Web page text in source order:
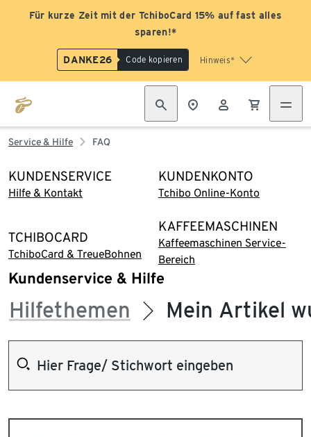
Für kurze Zeit mit der TchiboCard 15% auf fast alles
sparen!*
DANKE26 Code kopieren Hinweis*
Service & Hilfe FAQ
KUNDENSERVICE
Hilfe & Kontakt
KUNDENKONTO
Tchibo Online-Konto
TCHIBOCARD
TchiboCard & TreueBohnen
KAFFEEMASCHINEN
Kaffeemaschinen Service-
Bereich
Kundenservice & Hilfe
Hilfethemen Mein Artikel